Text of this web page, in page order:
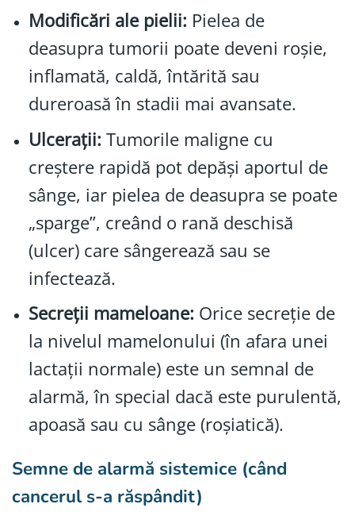
Modificări ale pielii: Pielea de
deasupra tumorii poate deveni roșie,
inflamată, caldă, întărită sau
dureroasă în stadii mai avansate.
Ulcerații: Tumorile maligne cu
creștere rapidă pot depăși aportul de
sânge, iar pielea de deasupra se poate
„sparge”, creând o rană deschisă
(ulcer) care sângerează sau se
infectează.
Secreții mameloane: Orice secreție de
la nivelul mamelonului (în afara unei
lactații normale) este un semnal de
alarmă, în special dacă este purulentă,
apoasă sau cu sânge (roșiatică).
Semne de alarmă sistemice (când
cancerul s-a răspândit)